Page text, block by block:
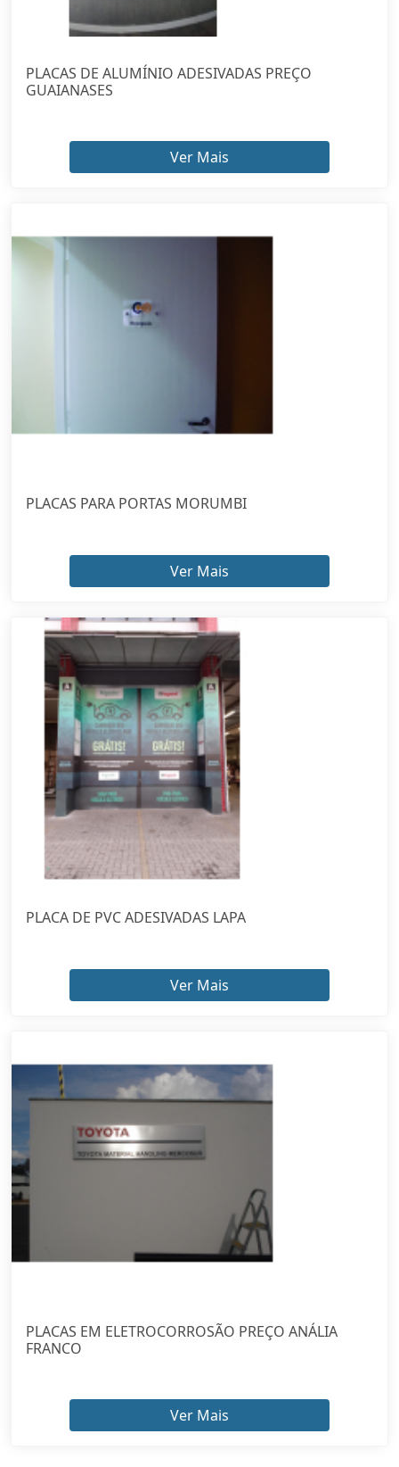
PLACAS DE ALUMÍNIO ADESIVADAS PREÇO
GUAIANASES
Ver Mais
PLACAS PARA PORTAS MORUMBI
Ver Mais
PLACA DE PVC ADESIVADAS LAPA
Ver Mais
PLACAS EM ELETROCORROSÃO PREÇO ANÁLIA
FRANCO
Ver Mais